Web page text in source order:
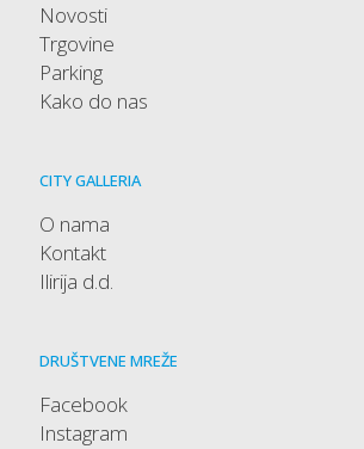
Novosti
Trgovine
Parking
Kako do nas
CITY GALLERIA
O nama
Kontakt
Ilirija d.d.
DRUŠTVENE MREŽE
Facebook
Instagram